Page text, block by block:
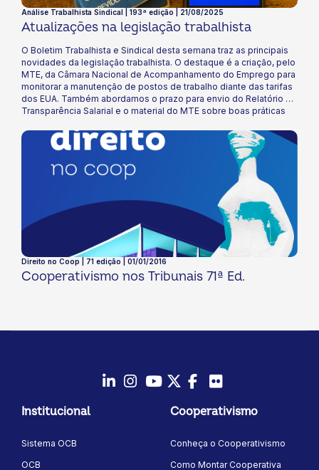
Análise Trabalhista Sindical | 193ª edição | 21/08/2025
Atualizações na legislação trabalhista
O Boletim Trabalhista e Sindical desta semana traz as principais
novidades da legislação trabalhista. O destaque é a criação, pelo
MTE, da Câmara Nacional de Acompanhamento do Emprego para
monitorar a manutenção de postos de trabalho diante das tarifas
dos EUA. Também abordamos o prazo para envio do Relatório de
Transparência Salarial e o material do MTE sobre boas práticas
Direito no Coop | 71 edição | 01/01/2016
Cooperativismo nos Tribunais 71ª Ed.
Instagram
YoutubeTwitter/X
Facebook
Institucional
Sistema OCB
OCB
Cooperativismo
Conheça o Cooperativismo
Como Montar Cooperativa